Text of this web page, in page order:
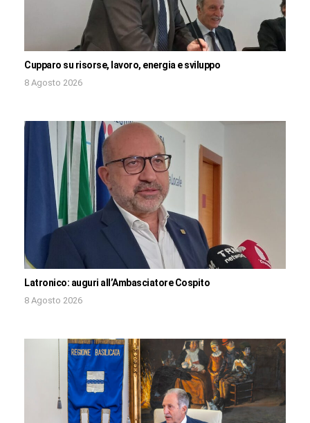
Cupparo su risorse, lavoro, energia e sviluppo
8 Agosto 2026
Latronico: auguri all’Ambasciatore Cospito
8 Agosto 2026